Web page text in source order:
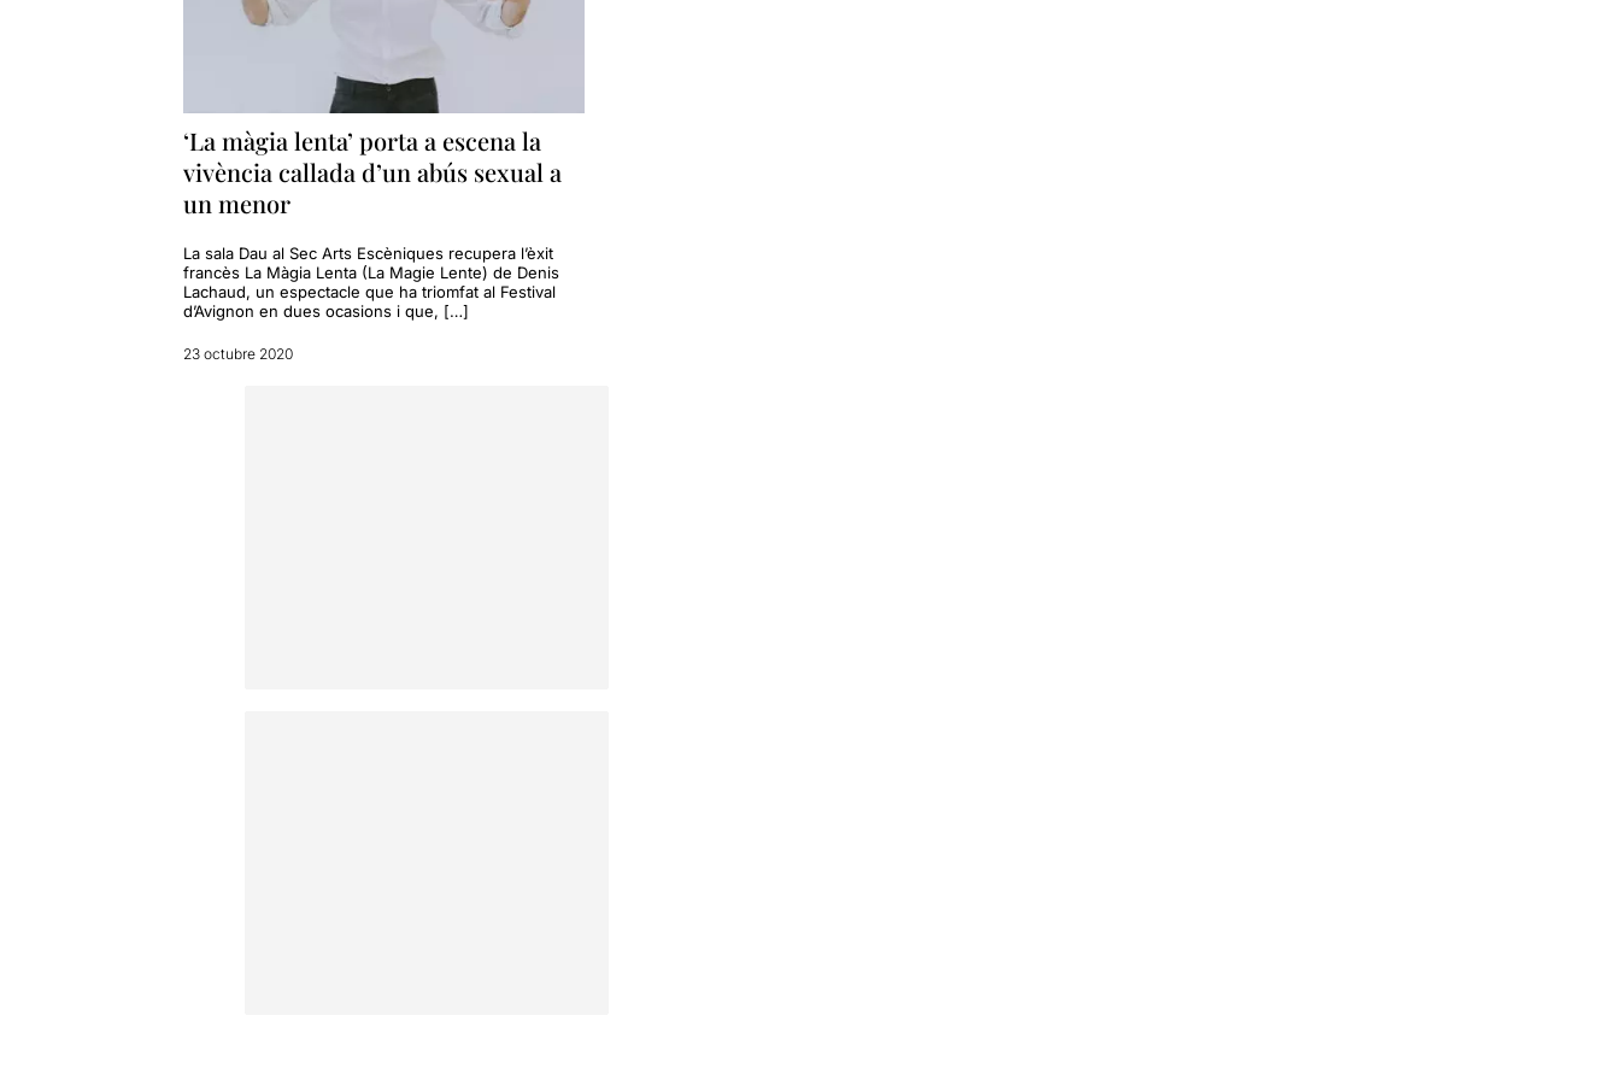
‘La màgia lenta’ porta a escena la
vivència callada d’un abús sexual a
un menor
La sala Dau al Sec Arts Escèniques recupera l’èxit
francès La Màgia Lenta (La Magie Lente) de Denis
Lachaud, un espectacle que ha triomfat al Festival
d’Avignon en dues ocasions i que, […]
23 octubre 2020